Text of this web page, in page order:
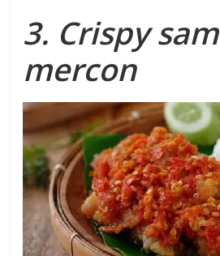
3. Crispy
mercon